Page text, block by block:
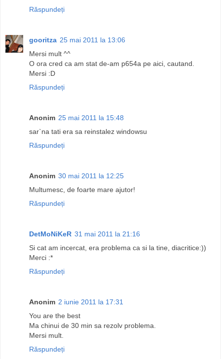
Răspundeți
gooritza 25 mai 2011 la 13:06
Mersi mult ^^
O ora cred ca am stat de-am p654a pe aici, cautand.
Mersi :D
Răspundeți
Anonim 25 mai 2011 la 15:48
sar`na tati era sa reinstalez windowsu
Răspundeți
Anonim 30 mai 2011 la 12:25
Multumesc, de foarte mare ajutor!
Răspundeți
DetMoNiKeR 31 mai 2011 la 21:16
Si cat am incercat, era problema ca si la tine, diacritice:))
Merci :*
Răspundeți
Anonim 2 iunie 2011 la 17:31
You are the best
Ma chinui de 30 min sa rezolv problema.
Mersi mult.
Răspundeți